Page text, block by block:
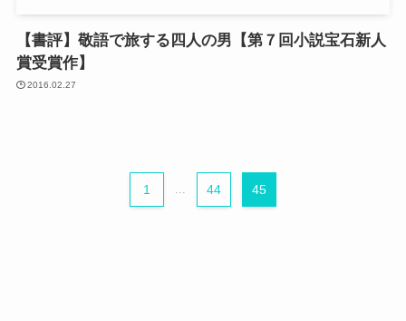
【書評】敬語で旅する四人の男【第７回小説宝石新人
賞受賞作】
2016.02.27
1 44 45